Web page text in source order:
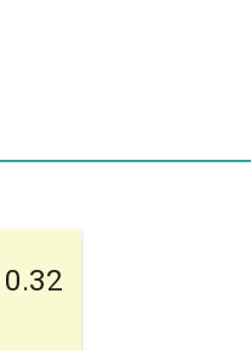
0.32